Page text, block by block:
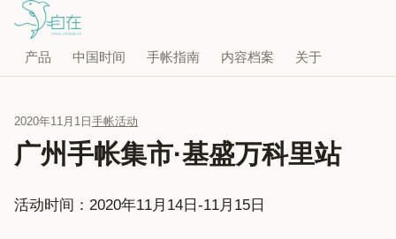
产品 中国时间 手帐指南 内容档案 关于
2020年11月1日 手帐活动
广州手帐集市·基盛万科里站
活动时间：2020年11月14日-11月15日